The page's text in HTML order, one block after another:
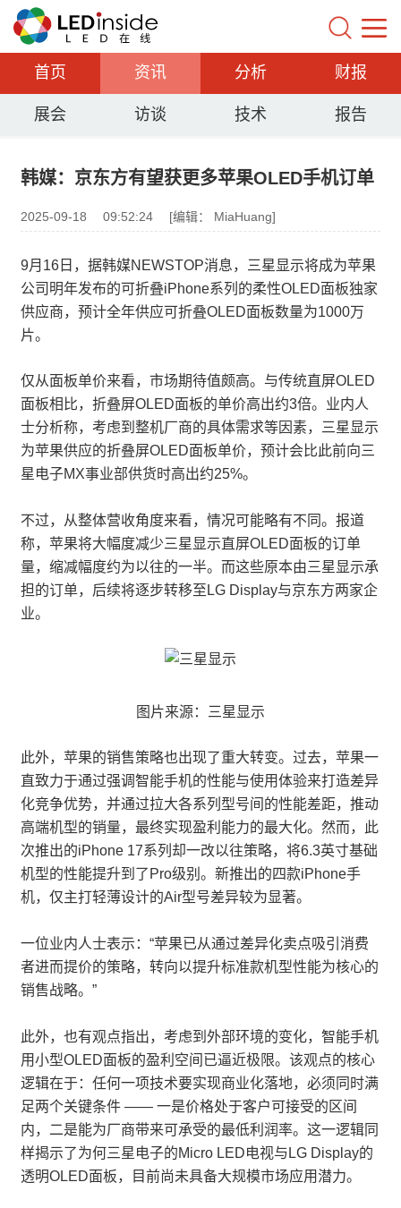
首页 资讯 分析 财报
展会 访谈 技术 报告
韩媒：京东方有望获更多苹果OLED手机订单
2025-09-18 09:52:24 [编辑： MiaHuang]
9月16日，据韩媒NEWSTOP消息，三星显示将成为苹果
公司明年发布的可折叠iPhone系列的柔性OLED面板独家
供应商，预计全年供应可折叠OLED面板数量为1000万
片。
仅从面板单价来看，市场期待值颇高。与传统直屏OLED
面板相比，折叠屏OLED面板的单价高出约3倍。业内人
士分析称，考虑到整机厂商的具体需求等因素，三星显示
为苹果供应的折叠屏OLED面板单价，预计会比此前向三
星电子MX事业部供货时高出约25%。
不过，从整体营收角度来看，情况可能略有不同。报道
称，苹果将大幅度减少三星显示直屏OLED面板的订单
量，缩减幅度约为以往的一半。而这些原本由三星显示承
担的订单，后续将逐步转移至LG Display与京东方两家企
业。
图片来源：三星显示
此外，苹果的销售策略也出现了重大转变。过去，苹果一
直致力于通过强调智能手机的性能与使用体验来打造差异
化竞争优势，并通过拉大各系列型号间的性能差距，推动
高端机型的销量，最终实现盈利能力的最大化。然而，此
次推出的iPhone 17系列却一改以往策略，将6.3英寸基础
机型的性能提升到了Pro级别。新推出的四款iPhone手
机，仅主打轻薄设计的Air型号差异较为显著。
一位业内人士表示：“苹果已从通过差异化卖点吸引消费
者进而提价的策略，转向以提升标准款机型性能为核心的
销售战略。”
此外，也有观点指出，考虑到外部环境的变化，智能手机
用小型OLED面板的盈利空间已逼近极限。该观点的核心
逻辑在于：任何一项技术要实现商业化落地，必须同时满
足两个关键条件 —— 一是价格处于客户可接受的区间
内，二是能为厂商带来可承受的最低利润率。这一逻辑同
样揭示了为何三星电子的Micro LED电视与LG Display的
透明OLED面板，目前尚未具备大规模市场应用潜力。